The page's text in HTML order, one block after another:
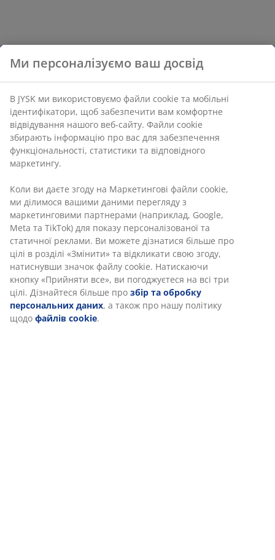
Ми персоналізуємо ваш досвід
В JYSK ми використовуємо файли cookie та мобільні
ідентифікатори, щоб забезпечити вам комфортне
відвідування нашого веб-сайту. Файли cookie
збирають інформацію про вас для забезпечення
функціональності, статистики та відповідного
маркетингу.
Коли ви даєте згоду на Маркетингові файли cookie,
ми ділимося вашими даними перегляду з
маркетинговими партнерами (наприклад, Google,
Meta та TikTok) для показу персоналізованої та
статичної реклами. Ви можете дізнатися більше про
цілі в розділі «Змінити» та відкликати свою згоду,
натиснувши значок файлу cookie. Натискаючи
кнопку «Прийняти все», ви погоджуєтеся на всі три
цілі. Дізнайтеся більше про збір та обробку
персональних даних, а також про нашу політику
щодо файлів cookie.